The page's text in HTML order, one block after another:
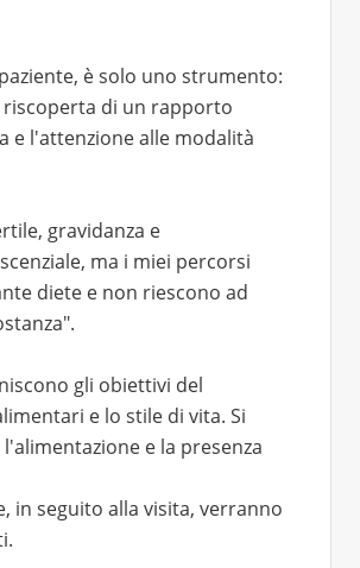
è solo uno strumento:
riscoperta di un rapporto
e l'attenzione alle modalità
gravidanza e
ma i miei percorsi
diete e non riescono ad
gli obiettivi del
e lo stile di vita. Si
e la presenza
seguito alla visita, verranno